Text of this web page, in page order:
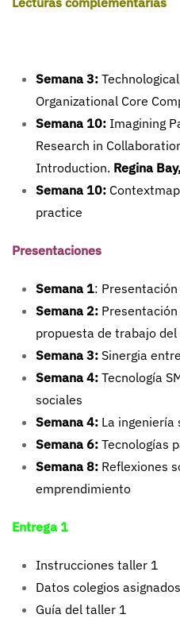
Semana 3:
Organizational Core
Semana 10: Imagining
Research in
Introduction. Regina
Semana 10:
practice
Presentaciones
Semana 1:
Semana 2:
propuesta de trabajo
Semana 3: Sinergia
Semana 4: Tecnología
sociales
Semana 4: La ingeniería
Semana 6: Tecnologías
Semana 8: Reflexiones
emprendimiento
Entrega 1
Instrucciones taller 1
Datos colegios asignados
Guía del taller 1